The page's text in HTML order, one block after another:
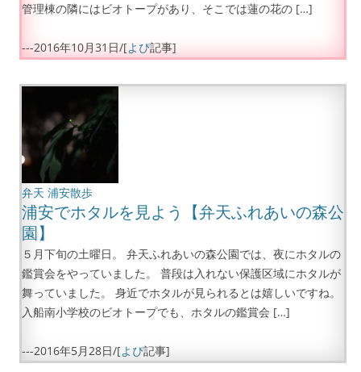
管理棟の隣にはビオトープがあり、そこでは蓮の花の […]
---2016年10月31日/[よぴ記事]
弁天 浦安散歩
浦安でホタルを見よう【弁天ふれあいの森公
園】
５月下旬の土曜日。 弁天ふれあいの森公園では、夜にホタルの
鑑賞会をやっていました。 普段は入れない保護区域にホタルが
舞っていました。 身近でホタルが見られるとは嬉しいですね。
入船南小学校のビオトープでも、ホタルの鑑賞会 […]
---2016年5月28日/[よぴ記事]